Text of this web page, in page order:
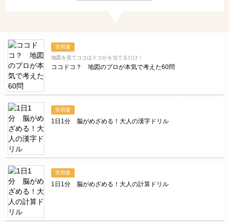
実用書
地図を見てココはドコかを当てるだけ！
ココドコ？ 地図のプロが本気で考えた60問
実用書
1日1分 脳がめざめる！大人の漢字ドリル
実用書
1日1分 脳がめざめる！大人の計算ドリル